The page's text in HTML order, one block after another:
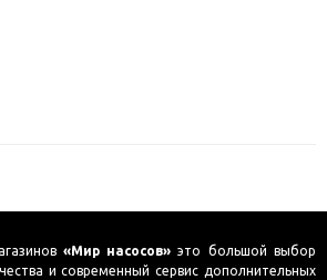
«Мир насосов» это большой выбор
и современный сервис дополнительных